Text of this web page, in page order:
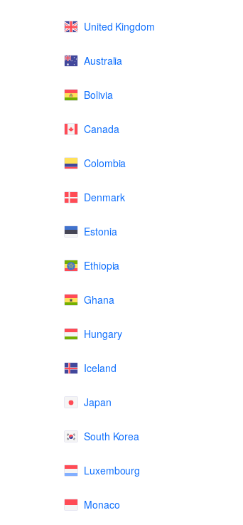
United Kingdom
Australia
Bolivia
Canada
Colombia
Denmark
Estonia
Ethiopia
Ghana
Hungary
Iceland
Japan
South Korea
Luxembourg
Monaco